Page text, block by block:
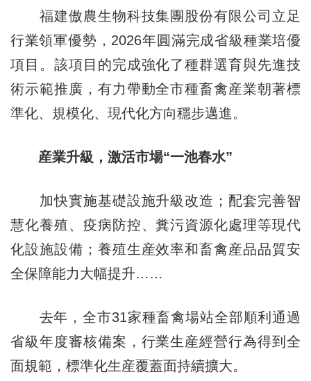
福建傲農生物科技集團股份有限公司立足
行業領軍優勢，2026年圓滿完成省級種業培優
項目。該項目的完成強化了種群選育與先進技
術示範推廣，有力帶動全市種畜禽産業朝著標
準化、規模化、現代化方向穩步邁進。
産業升級，激活市場“一池春水”
加快實施基礎設施升級改造；配套完善智
慧化養殖、疫病防控、糞污資源化處理等現代
化設施設備；養殖生産效率和畜禽産品品質安
全保障能力大幅提升……
去年，全市31家種畜禽場站全部順利通過
省級年度審核備案，行業生産經營行為得到全
面規範，標準化生産覆蓋面持續擴大。